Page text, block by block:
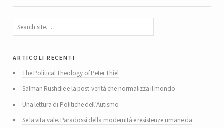
articoli recenti
The Political Theology of Peter Thiel
Salman Rushdie e la post-verità che normalizza il mondo
Una lettura di Politiche dell’Autismo
Se la vita vale. Paradossi della modernità e resistenze umane da